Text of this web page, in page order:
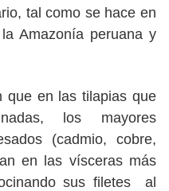
tal como se hace en
Amazonía peruana y
que en las tilapias que
los mayores
(cadmio, cobre,
en las vísceras más
sus filetes al